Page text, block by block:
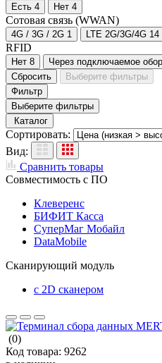
Есть 4 Нет 4
Сотовая связь (WWAN)
4G / 3G / 2G 1 LTE 2G/3G/4G 14
RFID
Нет 8 Через подключаемое
Сбросить
Выберите фильтры
Фильтр
Выберите фильтры
Каталог
Сортировать:
Вид:
Сравнить товары
Совместимость с ПО
Клеверенс
БИФИТ Касса
СуперМаг Мобайл
DataMobile
Сканирующий модуль
с 2D сканером
(0)
Код товара: 9262